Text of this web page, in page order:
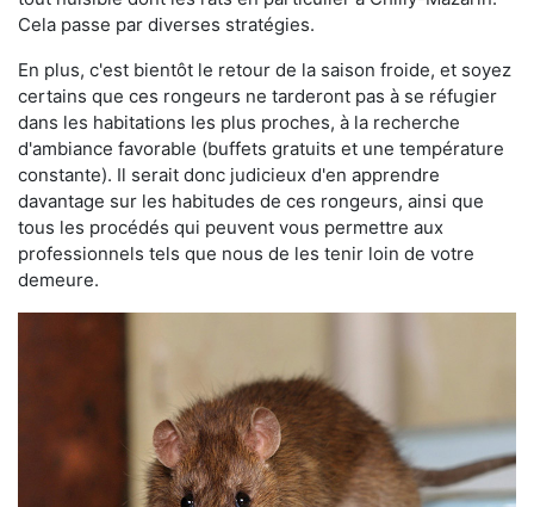
Cela passe par diverses stratégies.
En plus, c'est bientôt le retour de la saison froide, et soyez
certains que ces rongeurs ne tarderont pas à se réfugier
dans les habitations les plus proches, à la recherche
d'ambiance favorable (buffets gratuits et une température
constante). Il serait donc judicieux d'en apprendre
davantage sur les habitudes de ces rongeurs, ainsi que
tous les procédés qui peuvent vous permettre aux
professionnels tels que nous de les tenir loin de votre
demeure.